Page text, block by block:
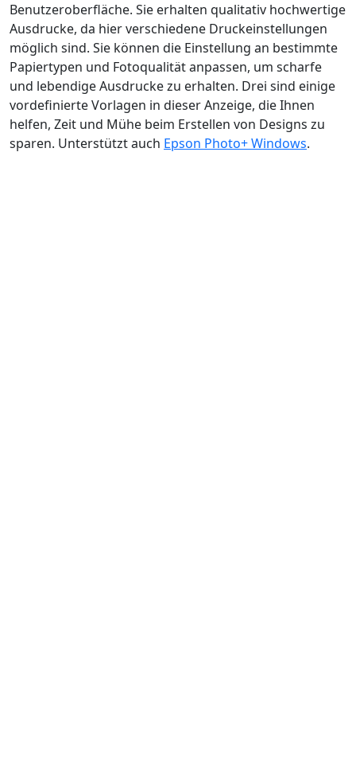
Benutzeroberfläche. Sie erhalten qualitativ hochwertige
Ausdrucke, da hier verschiedene Druckeinstellungen
möglich sind. Sie können die Einstellung an bestimmte
Papiertypen und Fotoqualität anpassen, um scharfe
und lebendige Ausdrucke zu erhalten. Drei sind einige
vordefinierte Vorlagen in dieser Anzeige, die Ihnen
helfen, Zeit und Mühe beim Erstellen von Designs zu
sparen. Unterstützt auch Epson Photo+ Windows.